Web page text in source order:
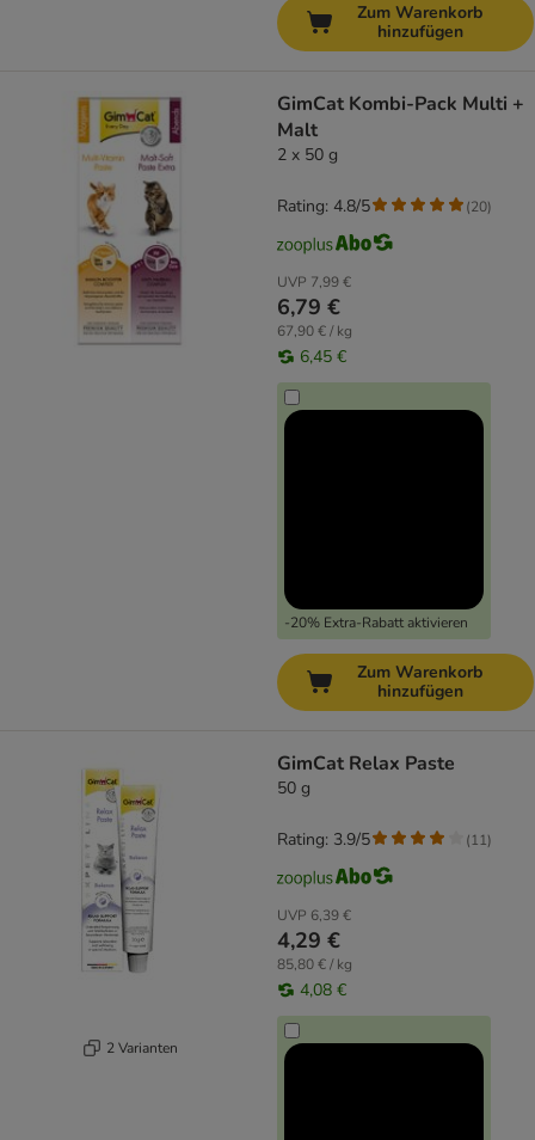
Zum Warenkorb
hinzufügen
GimCat Kombi-Pack Multi +
Malt
2 x 50 g
UVP 7,99 €
6,79 €
67,90 € / kg
6,45 €
-20% Extra-Rabatt aktivieren
Rating: 4.8/5 (20)
Zum Warenkorb
hinzufügen
2 Varianten
GimCat Relax Paste
50 g
UVP 6,39 €
4,29 €
85,80 € / kg
4,08 €
Rating: 3.9/5 (11)